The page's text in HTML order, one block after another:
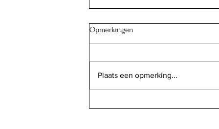
Butter chicken spiesjes
Opmerkingen
Plaats een opmerking...